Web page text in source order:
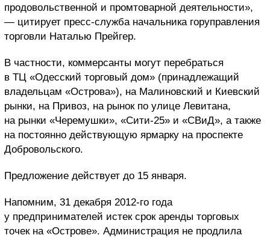
продовольственной и промтоварной деятельности»,
— цитирует пресс-служба начальника горуправления
торговли Наталью Прейгер.
В частности, коммерсанты могут перебраться
в ТЦ «Одесский торговый дом» (принадлежащий
владельцам «Острова»), на Малиновский и Киевский
рынки, на Привоз, на рынок по улице Левитана,
на рынки «Черемушки», «Сити-25» и «СВиД», а также
на постоянно действующую ярмарку на проспекте
Добровольского.
Предложение действует до 15 января.
Напомним, 31 декабря 2012-го года
у предпринимателей истек срок аренды торговых
точек на «Острове». Администрация не продлила